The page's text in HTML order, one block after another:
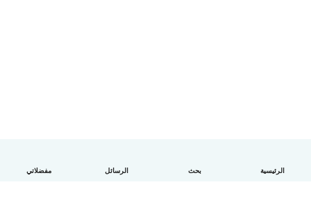
الرئيسية بحث الرسائل مفضلاتي